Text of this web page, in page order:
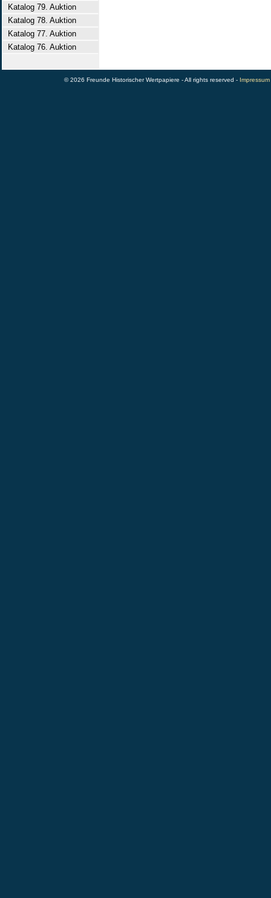
Katalog 79. Auktion
Katalog 78. Auktion
Katalog 77. Auktion
Katalog 76. Auktion
© 2026 Freunde Historischer Wertpapiere - All rights reserved - Impressum